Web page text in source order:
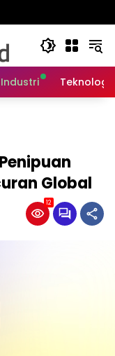
Industri Teknologi
Global
12